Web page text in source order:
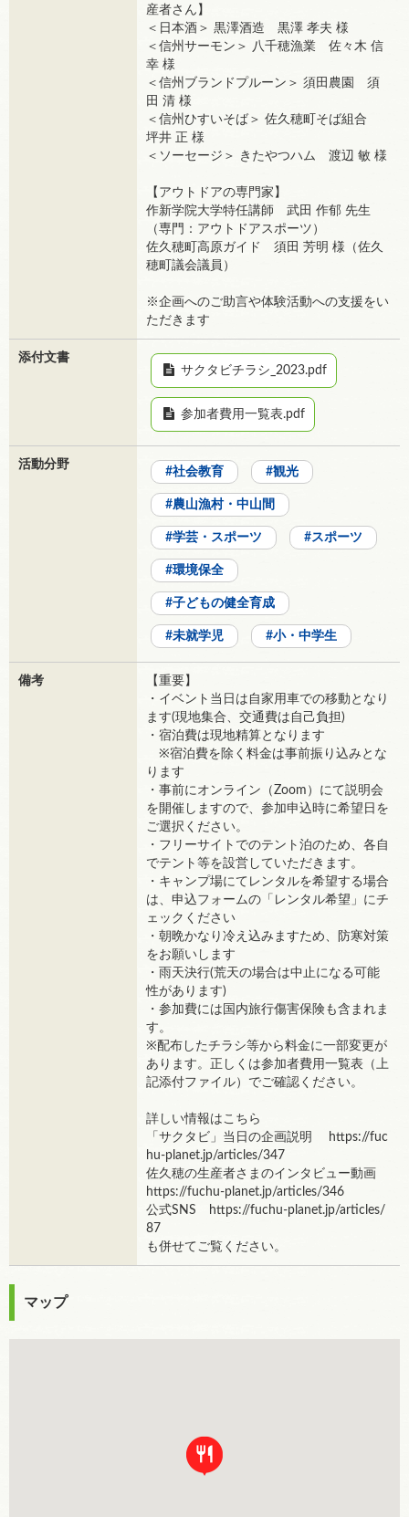
産者さん】
＜日本酒＞ 黒澤酒造 黒澤 孝夫 様
＜信州サーモン＞ 八千穂漁業 佐々木 信
幸 様
＜信州ブランドプルーン＞ 須田農園 須
田 清 様
＜信州ひすいそば＞ 佐久穂町そば組合
坪井 正 様
＜ソーセージ＞ きたやつハム 渡辺 敏 様
【アウトドアの専門家】
作新学院大学特任講師 武田 作郁 先生
（専門：アウトドアスポーツ）
佐久穂町高原ガイド 須田 芳明 様（佐久
穂町議会議員）
※企画へのご助言や体験活動への支援をい
ただきます
添付文書
サクタビチラシ_2023.pdf
参加者費用一覧表.pdf
活動分野
社会教育 観光
農山漁村・中山間
学芸・スポーツ スポーツ
環境保全
子どもの健全育成
未就学児 小・中学生
備考
【重要】
・イベント当日は自家用車での移動となり
ます(現地集合、交通費は自己負担)
・宿泊費は現地精算となります
※宿泊費を除く料金は事前振り込みとな
ります
・事前にオンライン（Zoom）にて説明会
を開催しますので、参加申込時に希望日を
ご選択ください。
・フリーサイトでのテント泊のため、各自
でテント等を設営していただきます。
・キャンプ場にてレンタルを希望する場合
は、申込フォームの「レンタル希望」にチ
ェックください
・朝晩かなり冷え込みますため、防寒対策
をお願いします
・雨天決行(荒天の場合は中止になる可能
性があります)
・参加費には国内旅行傷害保険も含まれま
す。
※配布したチラシ等から料金に一部変更が
あります。正しくは参加者費用一覧表（上
記添付ファイル）でご確認ください。
詳しい情報はこちら
「サクタビ」当日の企画説明 https://fuc
hu-planet.jp/articles/347
佐久穂の生産者さまのインタビュー動画
https://fuchu-planet.jp/articles/346
公式SNS https://fuchu-planet.jp/articles/
87
も併せてご覧ください。
マップ